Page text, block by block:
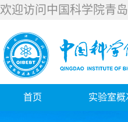
欢迎访问中国科学院青
首页 实验室概